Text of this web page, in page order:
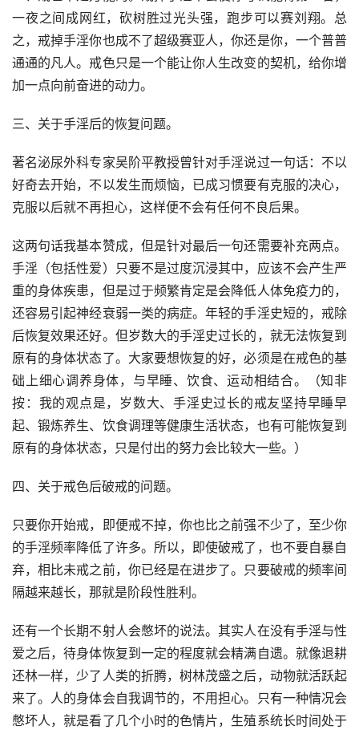
一夜之间成网红，砍树胜过光头强，跑步可以赛刘翔。总
之，戒掉手淫你也成不了超级赛亚人，你还是你，一个普普
通通的凡人。戒色只是一个能让你人生改变的契机，给你增
加一点向前奋进的动力。
三、关于手淫后的恢复问题。
著名泌尿外科专家吴阶平教授曾针对手淫说过一句话：不以
好奇去开始，不以发生而烦恼，已成习惯要有克服的决心，
克服以后就不再担心，这样便不会有任何不良后果。
这两句话我基本赞成，但是针对最后一句还需要补充两点。
手淫（包括性爱）只要不是过度沉浸其中，应该不会产生严
重的身体疾患，但是过于频繁肯定是会降低人体免疫力的，
还容易引起神经衰弱一类的病症。年轻的手淫史短的，戒除
后恢复效果还好。但岁数大的手淫史过长的，就无法恢复到
原有的身体状态了。大家要想恢复的好，必须是在戒色的基
础上细心调养身体，与早睡、饮食、运动相结合。（知非
按：我的观点是，岁数大、手淫史过长的戒友坚持早睡早
起、锻炼养生、饮食调理等健康生活状态，也有可能恢复到
原有的身体状态，只是付出的努力会比较大一些。）
四、关于戒色后破戒的问题。
只要你开始戒，即便戒不掉，你也比之前强不少了，至少你
的手淫频率降低了许多。所以，即使破戒了，也不要自暴自
弃，相比未戒之前，你已经是在进步了。只要破戒的频率间
隔越来越长，那就是阶段性胜利。
还有一个长期不射人会憋坏的说法。其实人在没有手淫与性
爱之后，待身体恢复到一定的程度就会精满自遗。就像退耕
还林一样，少了人类的折腾，树林茂盛之后，动物就活跃起
来了。人的身体会自我调节的，不用担心。只有一种情况会
憋坏人，就是看了几个小时的色情片，生殖系统长时间处于